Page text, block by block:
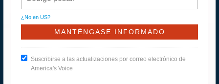
¿No en US?
Suscribirse a las actualizaciones por correo electrónico de
America's Voice